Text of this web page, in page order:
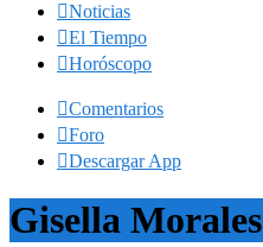
Noticias
El Tiempo
Horóscopo
Comentarios
Foro
Descargar App
Gisella Morales